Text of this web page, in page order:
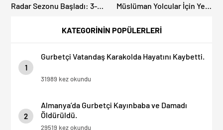
KATEGORİNİN POPÜLERLERİ
1
Gurbetçi Vatandaş Karakolda Hayatını Kaybetti.
31989 kez okundu
2
Almanya’da Gurbetçi Kayınbaba ve Damadı
Öldürüldü.
29519 kez okundu
Radar Sezonu Başladı: 3-9
Denetimi Yapılacak!
Müslüman Yolcular İçin Yeni